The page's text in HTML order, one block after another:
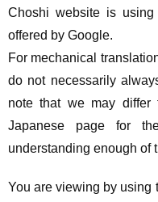
Choshi website is using
offered by Google.
For mechanical
do not necessarily
note that we may differ
Japanese page for
understanding enough of
You are viewing by using